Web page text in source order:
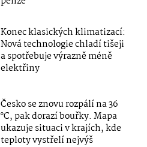
Konec klasických klimatizací:
Nová technologie chladí tišeji
a spotřebuje výrazně méně
elektřiny
Česko se znovu rozpálí na 36
°C, pak dorazí bouřky. Mapa
ukazuje situaci v krajích, kde
teploty vystřelí nejvýš